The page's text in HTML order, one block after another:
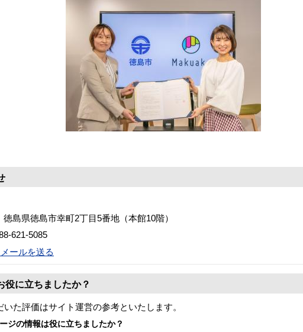
島県徳島市幸町2丁目5番地（本館10階）
621-5085
ールを送る
役に立ちましたか？
いた評価はサイト運営の参考といたします。
ジの情報は役に立ちましたか？